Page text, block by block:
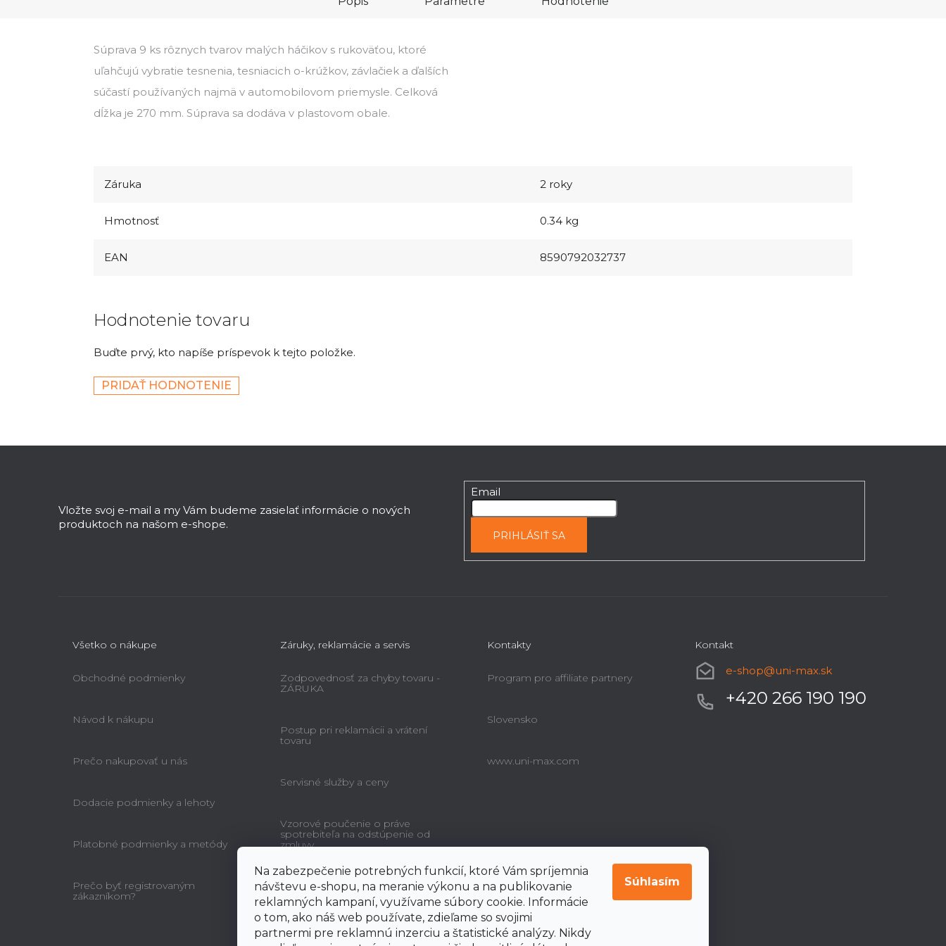
Na zabezpečenie potrebných funkcií, ktoré Vám spríjemnia
návštevu e-shopu, na meranie výkonu a na publikovanie
reklamných kampaní, využívame súbory cookie. Informácie
o tom, ako náš web používate, zdieľame so svojimi
partnermi pre reklamnú inzerciu a štatistické analýzy. Nikdy
Súhlasím
Súprava 9 ks rôznych tvarov malých háčikov s rukoväťou, ktoré
uľahčujú vybratie tesnenia, tesniacich o-krúžkov, závlačiek a ďalších
súčastí používaných najmä v automobilovom priemysle. Celková
dĺžka je 270 mm. Súprava sa dodáva v plastovom obale.
Záruka 2 roky
Hmotnosť 0.34 kg
EAN 8590792032737
Hodnotenie tovaru
Buďte prvý, kto napíše príspevok k tejto položke.
PRIDAŤ HODNOTENIE
Vložte svoj e-mail a my Vám budeme zasielať informácie o nových
produktoch na našom e-shope.
Email
PRIHLÁSIŤ SA
Všetko o nákupe
Obchodné podmienky
Návod k nákupu
Prečo nakupovať u nás
Dodacie podmienky a lehoty
Platobné podmienky a metódy
Prečo byť registrovaným
zákazníkom?
Záruky, reklamácie a servis
Zodpovednosť za chyby tovaru -
ZÁRUKA
Postup pri reklamácii a vrátení
tovaru
Servisné služby a ceny
Vzorové poučenie o práve
spotrebiteľa na odstúpenie od
zmluvy
Kontakty
Program pro affiliate partnery
Slovensko
www.uni-max.com
Kontakt
e-shop@uni-max.sk
+420 266 190 190